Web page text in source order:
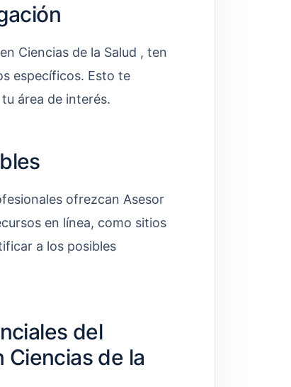
Ciencias de la Salud , ten
específicos. Esto te
área de interés.
ofrezcan Asesor
en línea, como sitios
a los posibles
del
Ciencias de la